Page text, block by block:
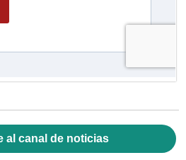
al canal de noticias